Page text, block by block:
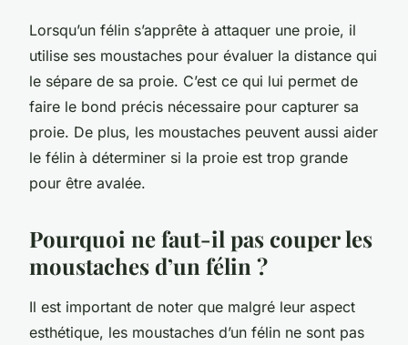
Lorsqu’un félin s’apprête à attaquer une proie, il
utilise ses moustaches pour évaluer la distance qui
le sépare de sa proie. C’est ce qui lui permet de
faire le bond précis nécessaire pour capturer sa
proie. De plus, les moustaches peuvent aussi aider
le félin à déterminer si la proie est trop grande
pour être avalée.
Pourquoi ne faut-il pas couper les
moustaches d’un félin ?
Il est important de noter que malgré leur aspect
esthétique, les moustaches d’un félin ne sont pas